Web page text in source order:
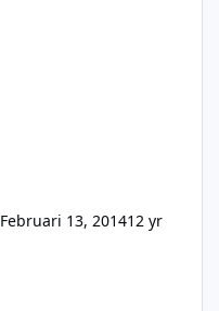
Februari 13, 201412 yr